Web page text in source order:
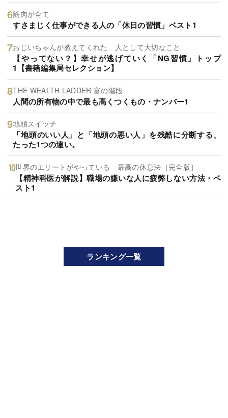
筋肉が全て
すさまじく仕事ができる人の「休日の習慣」ベスト1
おじいちゃんが教えてくれた 人として大切なこと
【やってない？】幸せが逃げていく「NG習慣」トップ
1【書籍編集局セレクション】
THE WEALTH LADDER 富の階段
人間の所有物の中で最も高くつくもの・ナンバー1
地頭スイッチ
「地頭のいい人」と「地頭の悪い人」を残酷に分断する、
たった1つの違い。
世界のエリートがやっている 最高の休息法［完全版］
【精神科医が解説】職場の嫌いな人に疲弊しない方法・ベ
スト1
ランキング一覧